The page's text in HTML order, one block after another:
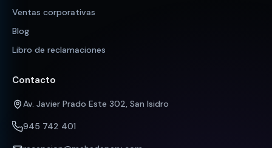
Ventas corporativas
Blog
Libro de reclamaciones
Contacto
Av. Javier Prado Este 302, San Isidro
945 742 401